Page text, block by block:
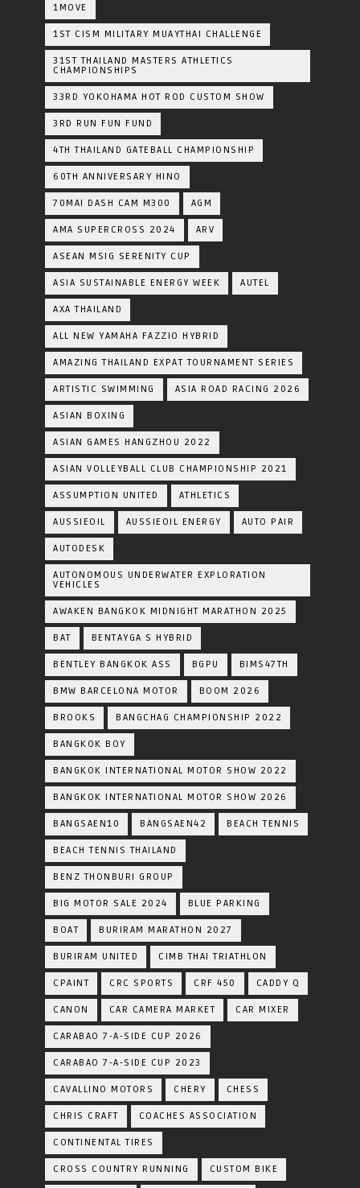
1MOVE
1ST CISM MILITARY MUAYTHAI CHALLENGE
31ST THAILAND MASTERS ATHLETICS
CHAMPIONSHIPS
33RD YOKOHAMA HOT ROD CUSTOM SHOW
3RD RUN FUN FUND
4TH THAILAND GATEBALL CHAMPIONSHIP
60TH ANNIVERSARY HINO
70MAI DASH CAM M300 AGM
AMA SUPERCROSS 2024 ARV
ASEAN MSIG SERENITY CUP
ASIA SUSTAINABLE ENERGY WEEK AUTEL
AXA THAILAND
ALL NEW YAMAHA FAZZIO HYBRID
AMAZING THAILAND EXPAT TOURNAMENT SERIES
ARTISTIC SWIMMING ASIA ROAD RACING 2026
ASIAN BOXING
ASIAN GAMES HANGZHOU 2022
ASIAN VOLLEYBALL CLUB CHAMPIONSHIP 2021
ASSUMPTION UNITED ATHLETICS
AUSSIEOIL AUSSIEOIL ENERGY AUTO PAIR
AUTODESK
AUTONOMOUS UNDERWATER EXPLORATION
VEHICLES
AWAKEN BANGKOK MIDNIGHT MARATHON 2025
BAT BENTAYGA S HYBRID
BENTLEY BANGKOK ASS BGPU BIMS47TH
BMW BARCELONA MOTOR BOOM 2026
BROOKS BANGCHAG CHAMPIONSHIP 2022
BANGKOK BOY
BANGKOK INTERNATIONAL MOTOR SHOW 2022
BANGKOK INTERNATIONAL MOTOR SHOW 2026
BANGSAEN10 BANGSAEN42 BEACH TENNIS
BEACH TENNIS THAILAND
BENZ THONBURI GROUP
BIG MOTOR SALE 2024 BLUE PARKING
BOAT BURIRAM MARATHON 2027
BURIRAM UNITED CIMB THAI TRIATHLON
CPAINT CRC SPORTS CRF 450 CADDY Q
CANON CAR CAMERA MARKET CAR MIXER
CARABAO 7-A-SIDE CUP 2026
CARABAO 7-A-SIDE CUP 2023
CAVALLINO MOTORS CHERY CHESS
CHRIS CRAFT COACHES ASSOCIATION
CONTINENTAL TIRES
CROSS COUNTRY RUNNING CUSTOM BIKE